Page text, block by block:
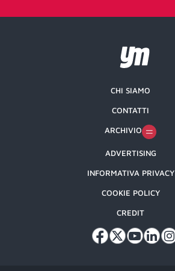
CHI SIAMO
CONTATTI
ARCHIVIO
ADVERTISING
INFORMATIVA PRIVACY
COOKIE POLICY
CREDIT